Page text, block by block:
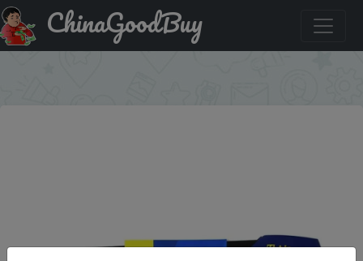
Код на знижку URAVESNA170 Ножовка по металлу Kubis
MetCut 300 ммChinaGoodBuy